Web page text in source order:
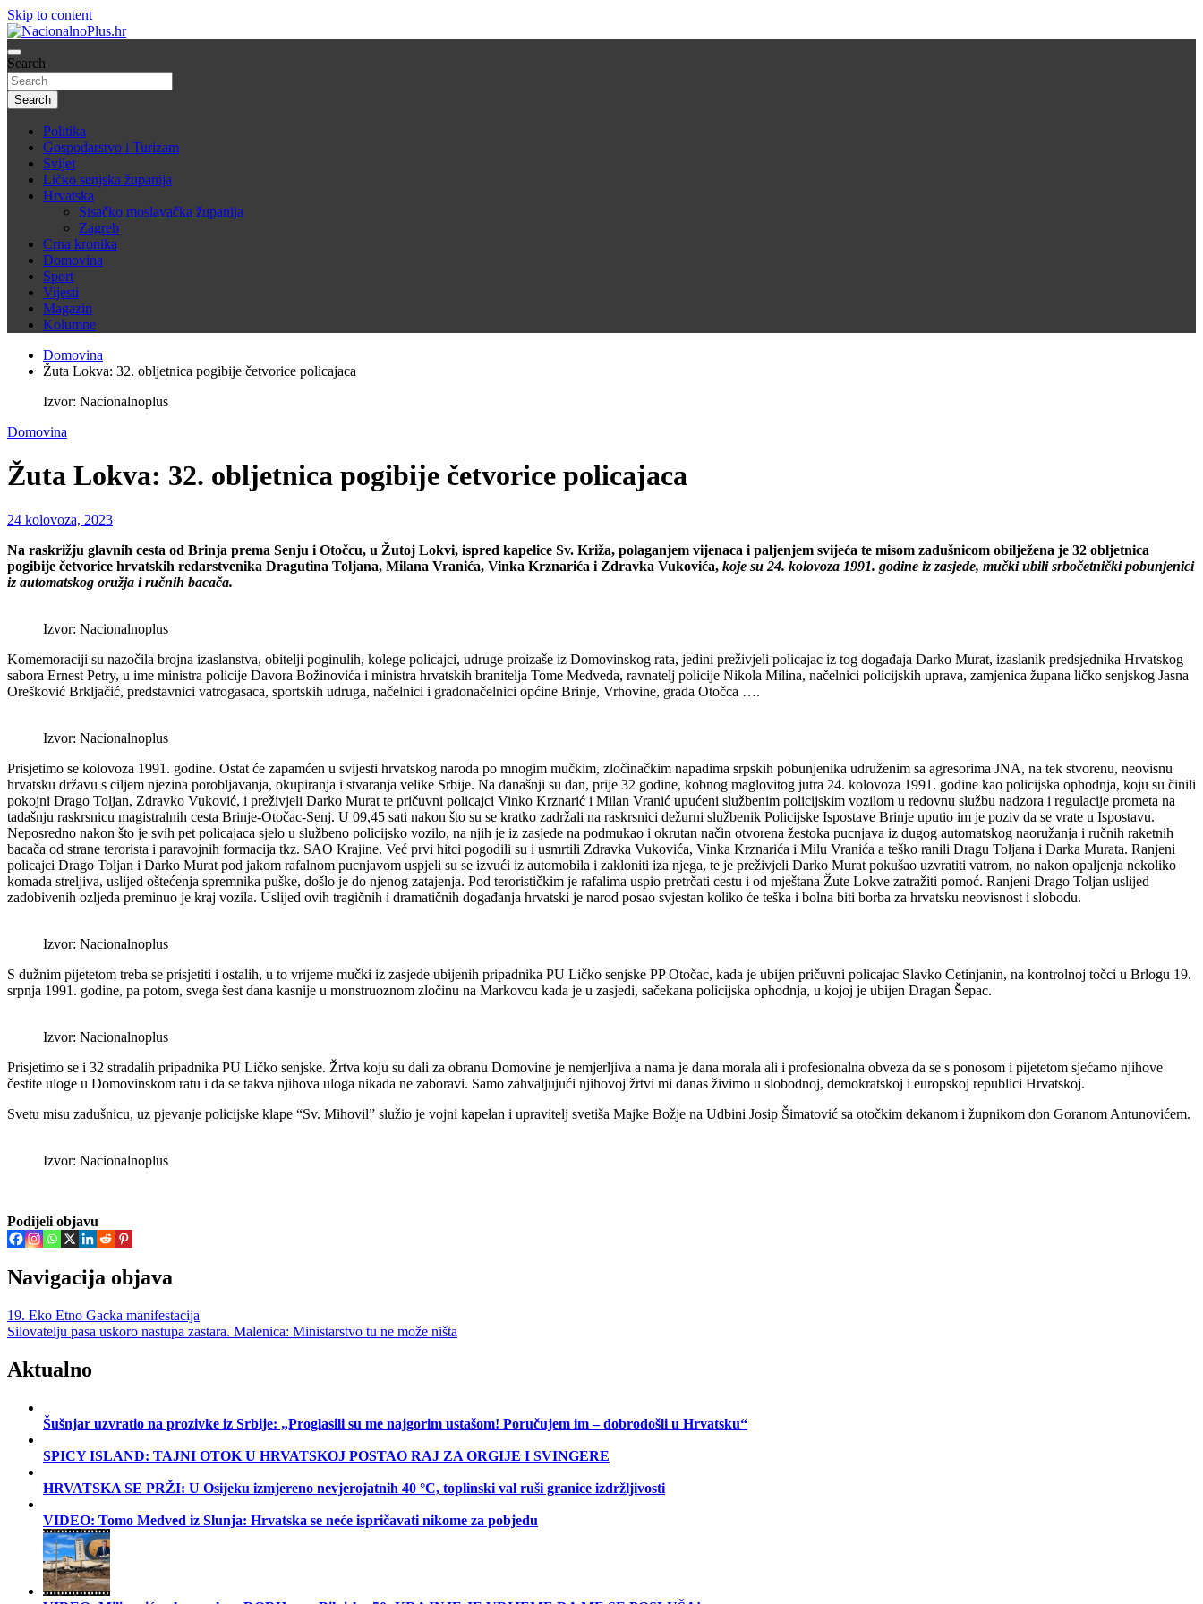
Skip to content
NacionalnoPlus.hr
Nacija želi znati više
Search
Search
Politika
Gospodarstvo i Turizam
Svijet
Ličko senjska županija
Hrvatska
Sisačko moslavačka županija
Zagreb
Crna kronika
Domovina
Sport
Vijesti
Magazin
Kolumne
Domovina
Žuta Lokva: 32. obljetnica pogibije četvorice policajaca
Izvor: Nacionalnoplus
Domovina
Žuta Lokva: 32. obljetnica pogibije četvorice policajaca
24 kolovoza, 2023
Na raskrižju glavnih cesta od Brinja prema Senju i Otočcu, u Žutoj Lokvi, ispred kapelice Sv. Križa, polaganjem vijenaca i paljenjem svijeća te misom zadušnicom obilježena je 32 obljetnica
pogibije četvorice hrvatskih redarstvenika Dragutina Toljana, Milana Vranića, Vinka Krznarića i Zdravka Vukovića, koje su 24. kolovoza 1991. godine iz zasjede, mučki ubili srbočetnički pobunjenici
iz automatskog oružja i ručnih bacača.
Izvor: Nacionalnoplus
Komemoraciji su nazočila brojna izaslanstva, obitelji poginulih, kolege policajci, udruge proizaše iz Domovinskog rata, jedini preživjeli policajac iz tog događaja Darko Murat, izaslanik predsjednika Hrvatskog
sabora Ernest Petry, u ime ministra policije Davora Božinovića i ministra hrvatskih branitelja Tome Medveda, ravnatelj policije Nikola Milina, načelnici policijskih uprava, zamjenica župana ličko senjskog Jasna
Orešković Brkljačić, predstavnici vatrogasaca, sportskih udruga, načelnici i gradonačelnici općine Brinje, Vrhovine, grada Otočca ….
Izvor: Nacionalnoplus
Prisjetimo se kolovoza 1991. godine. Ostat će zapamćen u svijesti hrvatskog naroda po mnogim mučkim, zločinačkim napadima srpskih pobunjenika udruženim sa agresorima JNA, na tek stvorenu, neovisnu
hrvatsku državu s ciljem njezina porobljavanja, okupiranja i stvaranja velike Srbije. Na današnji su dan, prije 32 godine, kobnog maglovitog jutra 24. kolovoza 1991. godine kao policijska ophodnja, koju su činili
pokojni Drago Toljan, Zdravko Vuković, i preživjeli Darko Murat te pričuvni policajci Vinko Krznarić i Milan Vranić upućeni službenim policijskim vozilom u redovnu službu nadzora i regulacije prometa na
tadašnju raskrsnicu magistralnih cesta Brinje-Otočac-Senj. U 09,45 sati nakon što su se kratko zadržali na raskrsnici dežurni službenik Policijske Ispostave Brinje uputio im je poziv da se vrate u Ispostavu.
Neposredno nakon što je svih pet policajaca sjelo u službeno policijsko vozilo, na njih je iz zasjede na podmukao i okrutan način otvorena žestoka pucnjava iz dugog automatskog naoružanja i ručnih raketnih
bacača od strane terorista i paravojnih formacija tkz. SAO Krajine. Već prvi hitci pogodili su i usmrtili Zdravka Vukovića, Vinka Krznarića i Milu Vranića a teško ranili Dragu Toljana i Darka Murata. Ranjeni
policajci Drago Toljan i Darko Murat pod jakom rafalnom pucnjavom uspjeli su se izvući iz automobila i zakloniti iza njega, te je preživjeli Darko Murat pokušao uzvratiti vatrom, no nakon opaljenja nekoliko
komada streljiva, uslijed oštećenja spremnika puške, došlo je do njenog zatajenja. Pod terorističkim je rafalima uspio pretrčati cestu i od mještana Žute Lokve zatražiti pomoć. Ranjeni Drago Toljan uslijed
zadobivenih ozljeda preminuo je kraj vozila. Uslijed ovih tragičnih i dramatičnih događanja hrvatski je narod posao svjestan koliko će teška i bolna biti borba za hrvatsku neovisnost i slobodu.
Izvor: Nacionalnoplus
S dužnim pijetetom treba se prisjetiti i ostalih, u to vrijeme mučki iz zasjede ubijenih pripadnika PU Ličko senjske PP Otočac, kada je ubijen pričuvni policajac Slavko Cetinjanin, na kontrolnoj točci u Brlogu 19.
srpnja 1991. godine, pa potom, svega šest dana kasnije u monstruoznom zločinu na Markovcu kada je u zasjedi, sačekana policijska ophodnja, u kojoj je ubijen Dragan Šepac.
Izvor: Nacionalnoplus
Prisjetimo se i 32 stradalih pripadnika PU Ličko senjske. Žrtva koju su dali za obranu Domovine je nemjerljiva a nama je dana morala ali i profesionalna obveza da se s ponosom i pijetetom sjećamo njihove
čestite uloge u Domovinskom ratu i da se takva njihova uloga nikada ne zaboravi. Samo zahvaljujući njihovoj žrtvi mi danas živimo u slobodnoj, demokratskoj i europskoj republici Hrvatskoj.
Svetu misu zadušnicu, uz pjevanje policijske klape “Sv. Mihovil” služio je vojni kapelan i upravitelj svetiša Majke Božje na Udbini Josip Šimatović sa otočkim dekanom i župnikom don Goranom Antunovićem.
Izvor: Nacionalnoplus
Podijeli objavu
Navigacija objava
19. Eko Etno Gacka manifestacija
Silovatelju pasa uskoro nastupa zastara. Malenica: Ministarstvo tu ne može ništa
Aktualno
Šušnjar uzvratio na prozivke iz Srbije: „Proglasili su me najgorim ustašom! Poručujem im – dobrodošli u Hrvatsku“
SPICY ISLAND: TAJNI OTOK U HRVATSKOJ POSTAO RAJ ZA ORGIJE I SVINGERE
HRVATSKA SE PRŽI: U Osijeku izmjereno nevjerojatnih 40 °C, toplinski val ruši granice izdržljivosti
VIDEO: Tomo Medved iz Slunja: Hrvatska se neće ispričavati nikome za pobjedu